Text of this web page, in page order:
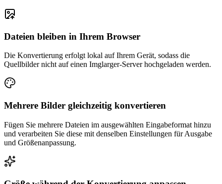
Dateien bleiben in Ihrem Browser
Die Konvertierung erfolgt lokal auf Ihrem Gerät, sodass die
Quellbilder nicht auf einen Imglarger-Server hochgeladen werden.
Mehrere Bilder gleichzeitig konvertieren
Fügen Sie mehrere Dateien im ausgewählten Eingabeformat hinzu
und verarbeiten Sie diese mit denselben Einstellungen für Ausgabe
und Größenanpassung.